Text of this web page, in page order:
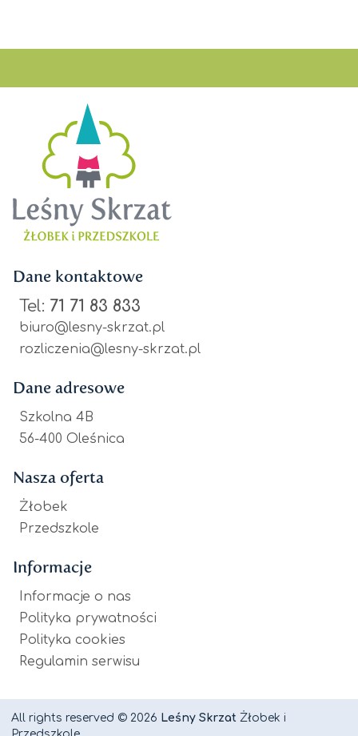
Dane kontaktowe
Tel: 71 71 83 833
biuro@lesny-skrzat.pl
rozliczenia@lesny-skrzat.pl
Dane adresowe
Szkolna 4B
56-400 Oleśnica
Nasza oferta
Żłobek
Przedszkole
Informacje
Informacje o nas
Polityka prywatności
Polityka cookies
Regulamin serwisu
All rights reserved © 2026 Leśny Skrzat Żłobek i